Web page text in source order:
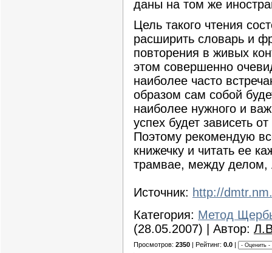
даны на том же
Цель такого чтения
расширить словарь и
повторения в живых
этом совершенно
наиболее часто
образом сам собой
наиболее нужного и
успех будет зависеть
Поэтому рекомендую
книжечку и читать ее
трамвае, между делом,
Источник: http://
Категория: Метод
(28.05.2007) | Автор:
Просмотров: 2350 | Рейтинг: 0.0